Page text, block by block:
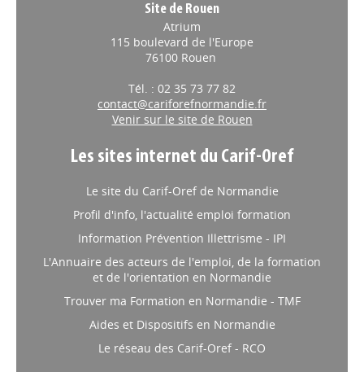
Site de Rouen
Atrium
115 boulevard de l'Europe
76100 Rouen
Tél. : 02 35 73 77 82
contact@cariforefnormandie.fr
Venir sur le site de Rouen
Les sites internet du Carif-Oref
Le site du Carif-Oref de Normandie
Profil d'info, l'actualité emploi formation
Information Prévention Illettrisme - IPI
L'Annuaire des acteurs de l'emploi, de la formation
et de l'orientation en Normandie
Trouver ma Formation en Normandie - TMF
Aides et Dispositifs en Normandie
Le réseau des Carif-Oref - RCO